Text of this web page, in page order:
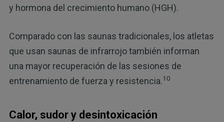
y hormona del crecimiento humano (HGH).
Comparado con las saunas tradicionales, los atletas
que usan saunas de infrarrojo también informan
una mayor recuperación de las sesiones de
entrenamiento de fuerza y resistencia.10
Calor, sudor y desintoxicación